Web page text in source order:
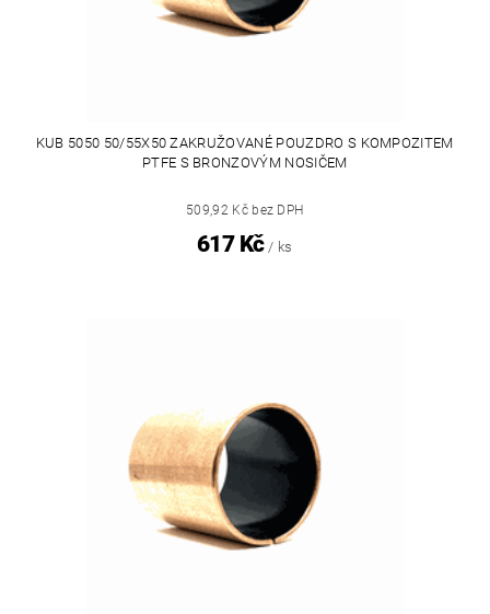
KUB 5050 50/55X50 ZAKRUŽOVANÉ POUZDRO S KOMPOZITEM
PTFE S BRONZOVÝM NOSIČEM
509,92 Kč bez DPH
617 Kč / ks